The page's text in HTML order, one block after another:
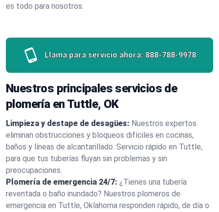
es todo para nosotros.
Llama para servicio ahora: 888-788-9978
Nuestros principales servicios de
plomería en Tuttle, OK
Limpieza y destape de desagües: Nuestros expertos
eliminan obstrucciones y bloqueos difíciles en cocinas,
baños y líneas de alcantarillado. Servicio rápido en Tuttle,
para que tus tuberías fluyan sin problemas y sin
preocupaciones.
Plomería de emergencia 24/7: ¿Tienes una tubería
reventada o baño inundado? Nuestros plomeros de
emergencia en Tuttle, Oklahoma responden rápido, de día o